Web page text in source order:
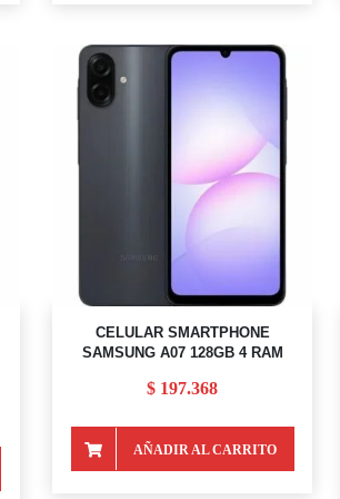
CELULAR SMARTPHONE
SAMSUNG A07 128GB 4 RAM
$ 197.368
AÑADIR AL CARRITO